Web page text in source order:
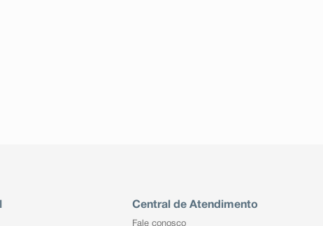
Central de Atendimento
Fale conosco